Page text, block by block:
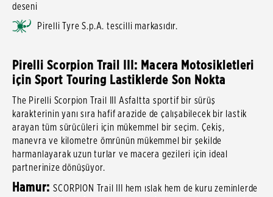
Pirelli Tyre S.p.A. tescilli markasıdır.
Pirelli Scorpion Trail III: Macera Motosikletleri
için Sport Touring Lastiklerde Son Nokta
The Pirelli Scorpion Trail III Asfaltta sportif bir sürüş
karakterinin yanı sıra hafif arazide de çalışabilecek bir lastik
arayan tüm sürücüleri için mükemmel bir seçim. Çekiş,
manevra ve kilometre ömrünün mükemmel bir şekilde
harmanlayarak uzun turlar ve macera gezileri için ideal
partnerinize dönüşüyor.
Hamur:SCORPION Trail III hem ıslak hem de kuru zeminlerde